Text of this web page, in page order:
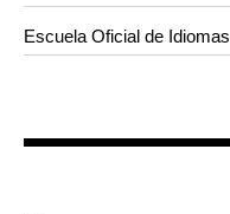
Escuela Oficial de Idiomas